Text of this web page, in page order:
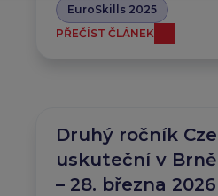
EuroSkills 2025
PŘEČÍST ČLÁNEK
Druhý ročník
uskuteční v
– 28. března 2026